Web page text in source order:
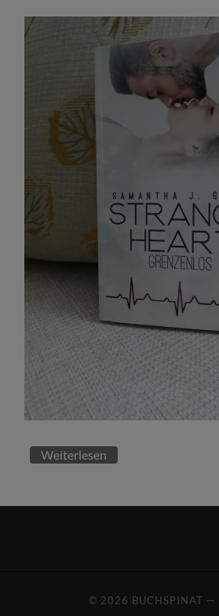
Weiterlesen
© 2026 BUCHSPINAT —